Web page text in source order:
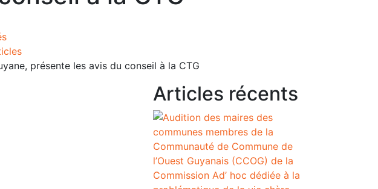
présente les avis du conseil à la CTG
Articles récents